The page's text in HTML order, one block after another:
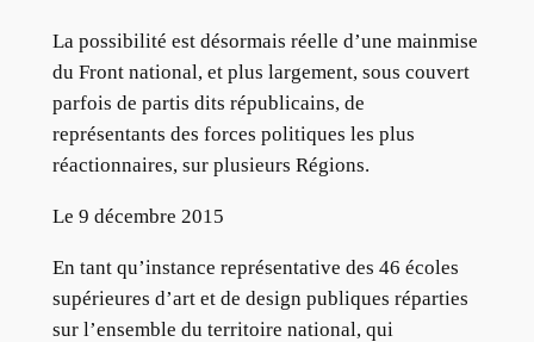
La possibilité est désormais réelle d’une mainmise
du Front national, et plus largement, sous couvert
parfois de partis dits républicains, de
représentants des forces politiques les plus
réactionnaires, sur plusieurs Régions.
Le 9 décembre 2015
En tant qu’instance représentative des 46 écoles
supérieures d’art et de design publiques réparties
sur l’ensemble du territoire national, qui